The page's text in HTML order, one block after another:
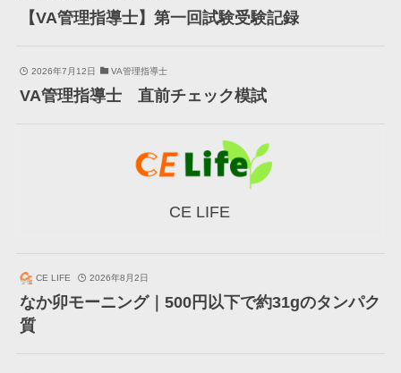
【VA管理指導士】第一回試験受験記録
2026年7月12日 VA管理指導士
VA管理指導士 直前チェック模試
CE LIFE
CE LIFE 2026年8月2日
なか卯モーニング｜500円以下で約31gのタンパク
質